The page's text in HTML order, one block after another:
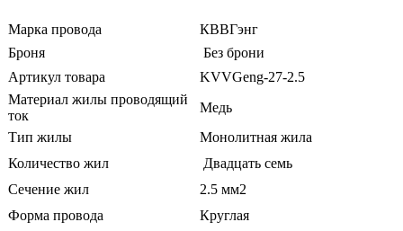
Марка провода
КВВГэнг
Броня
Без брони
Артикул товара
KVVGeng-27-2.5
Материал жилы проводящий
ток
Медь
Тип жилы
Монолитная жила
Количество жил
Двадцать семь
Сечение жил
2.5 мм2
Форма провода
Круглая